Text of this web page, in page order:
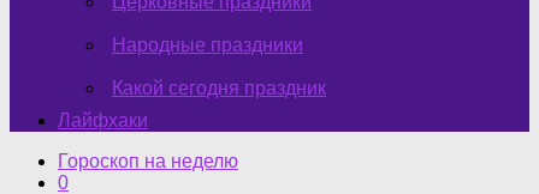
Народные праздники
Какой сегодня праздник
Лайфхаки
Гороскоп на неделю
0